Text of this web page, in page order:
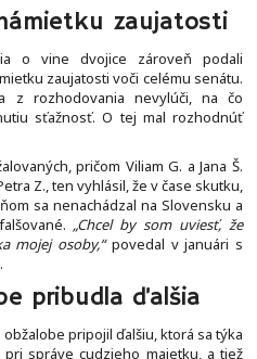
zaujatosti
o vine dvojice zároveň podali
zaujatosti voči celému senátu.
z rozhodovania nevylúči, na čo
sťažnosť. O tej mal rozhodnúť
pričom Viliam G. a Jana Š.
Z., ten vyhlásil, že v čase skutku,
sa nenachádzal na Slovensku a
„Chcel by som uviesť, že
mojej osoby,“povedal v januári s
pribudla ďalšia
pripojil ďalšiu, ktorá sa týka
správe cudzieho majetku, a tiež